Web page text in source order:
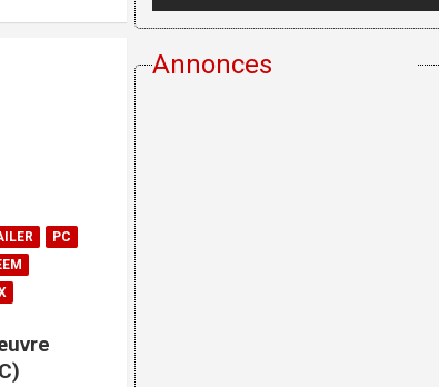
PC
Annonces